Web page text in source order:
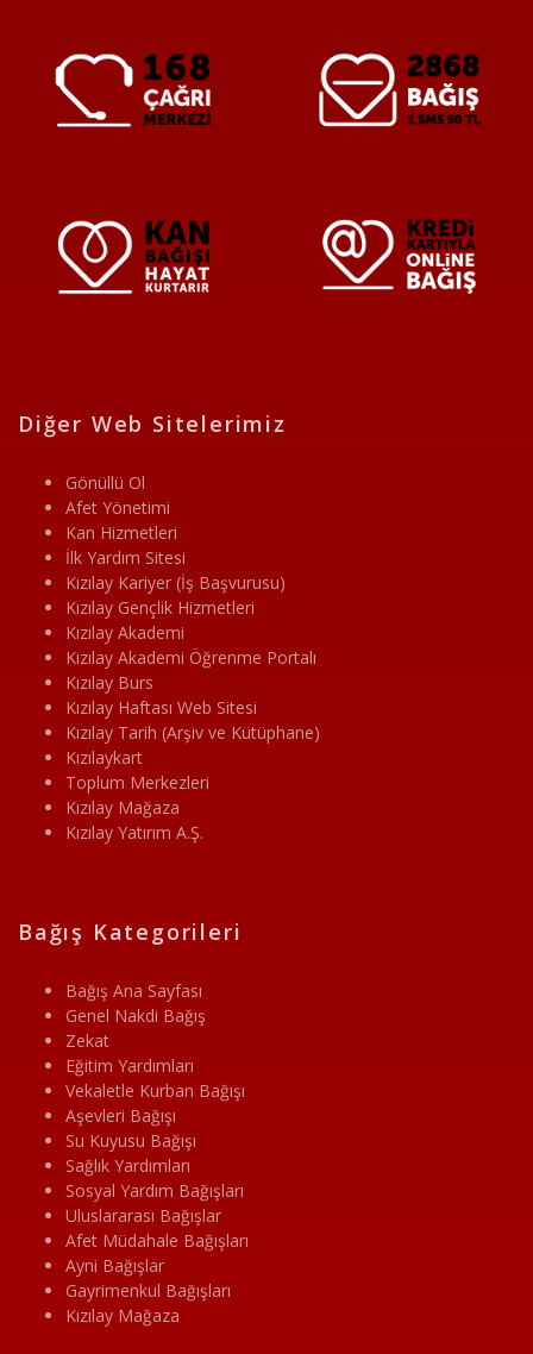
Diğer Web Sitelerimiz
Gönüllü Ol
Afet Yönetimi
Kan Hizmetleri
İlk Yardım Sitesi
Kızılay Kariyer (İş Başvurusu)
Kızılay Gençlik Hizmetleri
Kızılay Akademi
Kızılay Akademi Öğrenme Portalı
Kızılay Burs
Kızılay Haftası Web Sitesi
Kızılay Tarih (Arşiv ve Kütüphane)
Kızılaykart
Toplum Merkezleri
Kızılay Mağaza
Kızılay Yatırım A.Ş.
Bağış Kategorileri
Bağış Ana Sayfası
Genel Nakdi Bağış
Zekat
Eğitim Yardımları
Vekaletle Kurban Bağışı
Aşevleri Bağışı
Su Kuyusu Bağışı
Sağlık Yardımları
Sosyal Yardım Bağışları
Uluslararası Bağışlar
Afet Müdahale Bağışları
Ayni Bağışlar
Gayrimenkul Bağışları
Kızılay Mağaza